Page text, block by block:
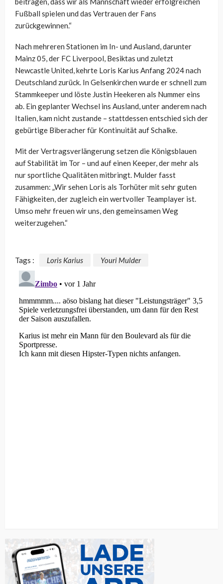
Fußball spielen und das Vertrauen der Fans
zurückgewinnen.“
Nach mehreren Stationen im In- und Ausland, darunter
Mainz 05, der FC Liverpool, Besiktas und zuletzt
Newcastle United, kehrte Loris Karius Anfang 2024 nach
Deutschland zurück. In Gelsenkirchen wurde er schnell zum
Stammkeeper und löste Justin Heekeren als Nummer eins
ab. Ein geplanter Wechsel ins Ausland, unter anderem nach
Italien, kam nicht zustande – stattdessen entschied sich der
gebürtige Biberacher für Kontinuität auf Schalke.
Mit der Vertragsverlängerung setzen die Königsblauen
auf Stabilität im Tor – und auf einen Keeper, der mehr als
nur sportliche Qualitäten mitbringt. Mulder fasst
zusammen: „Wir sehen Loris als Torhüter mit sehr guten
Fähigkeiten, der zugleich ein wertvoller Teamplayer ist.
Umso mehr freuen wir uns, den gemeinsamen Weg
weiterzugehen.“
Tags : Loris Karius Youri Mulder